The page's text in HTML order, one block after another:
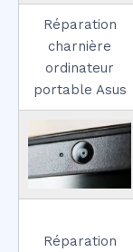
Réparation
charnière
ordinateur
portable Asus
Réparation